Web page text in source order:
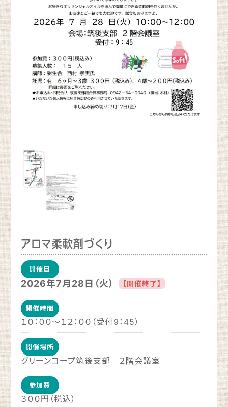
アロマ柔軟剤づくり
開催日
2026年7月28日（火） 【開催終了】
開催時間
１０：００～１２：００（受付9：45）
開催場所
グリーンコープ筑後支部 ２階会議室
参加費
３００円（税込）